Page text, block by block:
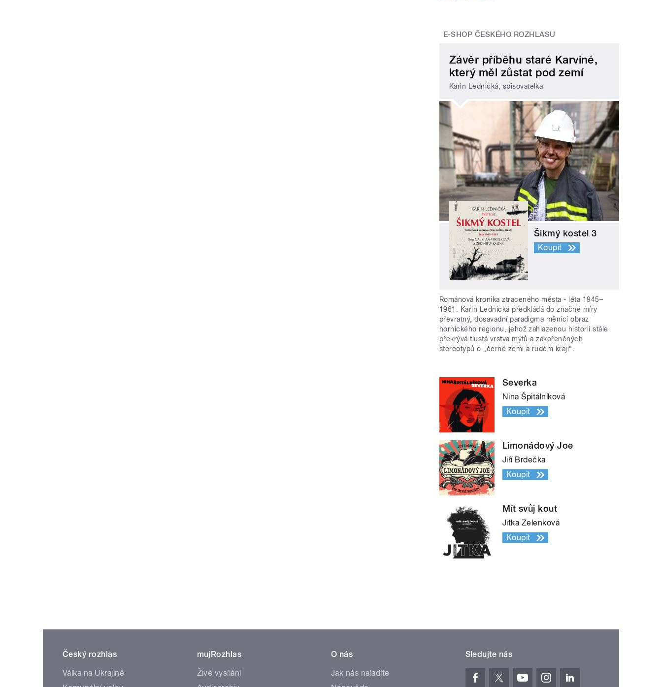
E-SHOP ČESKÉHO ROZHLASU
Závěr příběhu staré Karviné,
který měl zůstat pod zemí
Karin Lednická, spisovatelka
Šikmý kostel 3
Koupit
Románová kronika ztraceného města - léta 1945–
1961. Karin Lednická předkládá do značné míry
převratný, dosavadní paradigma měnící obraz
hornického regionu, jehož zahlazenou historii stále
překrývá tlustá vrstva mýtů a zakořeněných
stereotypů o „černé zemi a rudém kraji“.
Severka
Nina Špitálníková
Koupit
Limonádový Joe
Jiří Brdečka
Koupit
Mít svůj kout
Jitka Zelenková
Koupit
Český rozhlas
Válka na Ukrajině
mujRozhlas
Živé vysílání
O nás
Jak nás naladíte
Sledujte nás